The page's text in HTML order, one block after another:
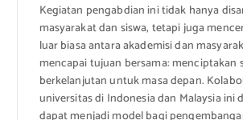
Kegiatan pengabdian ini tidak hanya
masyarakat dan siswa, tetapi juga
luar biasa antara akademisi dan
mencapai tujuan bersama: menciptakan
berkelanjutan untuk masa depan.
universitas di Indonesia dan Malaysia ini
dapat menjadi model bagi